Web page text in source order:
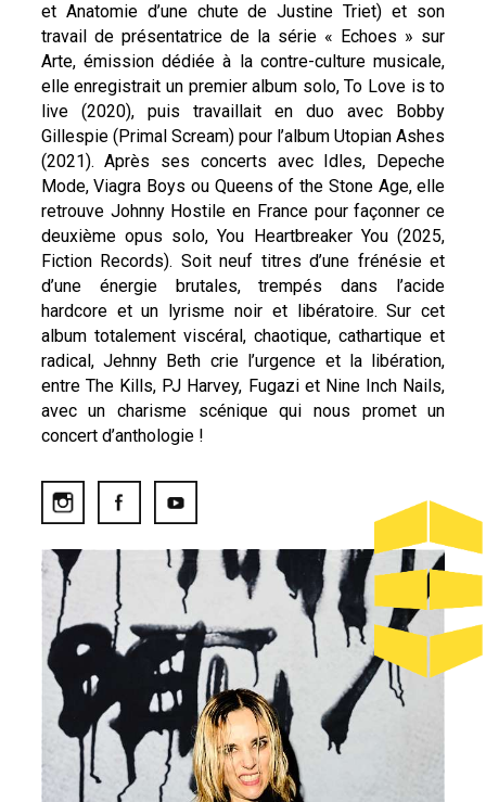
et Anatomie d’une chute de Justine Triet) et son
travail de présentatrice de la série « Echoes » sur
Arte, émission dédiée à la contre-culture musicale,
elle enregistrait un premier album solo, To Love is to
live (2020), puis travaillait en duo avec Bobby
Gillespie (Primal Scream) pour l’album Utopian Ashes
(2021). Après ses concerts avec Idles, Depeche
Mode, Viagra Boys ou Queens of the Stone Age, elle
retrouve Johnny Hostile en France pour façonner ce
deuxième opus solo, You Heartbreaker You (2025,
Fiction Records). Soit neuf titres d’une frénésie et
d’une énergie brutales, trempés dans l’acide
hardcore et un lyrisme noir et libératoire. Sur cet
album totalement viscéral, chaotique, cathartique et
radical, Jehnny Beth crie l’urgence et la libération,
entre The Kills, PJ Harvey, Fugazi et Nine Inch Nails,
avec un charisme scénique qui nous promet un
concert d’anthologie !